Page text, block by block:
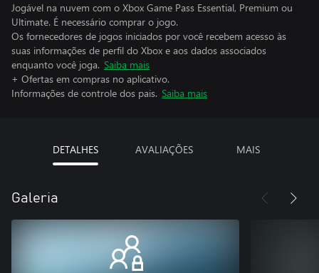
Jogável na nuvem com o Xbox Game Pass Essential, Premium ou
Ultimate. É necessário comprar o jogo.
Os fornecedores de jogos iniciados por você recebem acesso às
suas informações de perfil do Xbox e aos dados associados
enquanto você joga. Saiba mais
+ Ofertas em compras no aplicativo.
Informações de controle dos pais. Saiba mais
DETALHES AVALIAÇÕES MAIS
Galeria